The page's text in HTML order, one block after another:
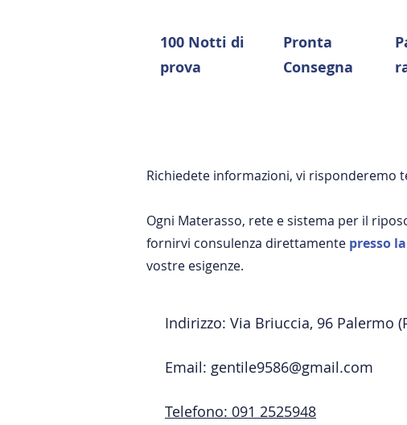
100 Notti di
prova
Pronta
Consegna
Richiedete informazioni, vi risponderemo
Ogni Materasso, rete e sistema per il
fornirvi consulenza direttamente presso
vostre esigenze.
Indirizzo: Via Briuccia, 96 Palermo
Email: gentile9586@gmail.com
Telefono: 091 2525948